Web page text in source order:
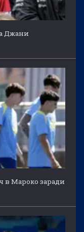
Джани
в Мароко заради